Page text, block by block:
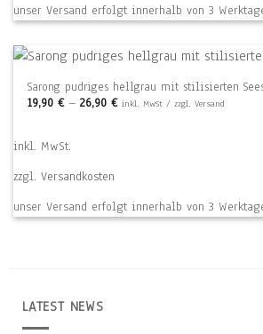
unser Versand erfolgt innerhalb von 3
Sarong pudriges hellgrau mit stilisierten
19,90€–26,90€ inkl. MwSt / zzgl. Versand
inkl. MwSt.
zzgl. Versandkosten
unser Versand erfolgt innerhalb von 3
LATEST NEWS